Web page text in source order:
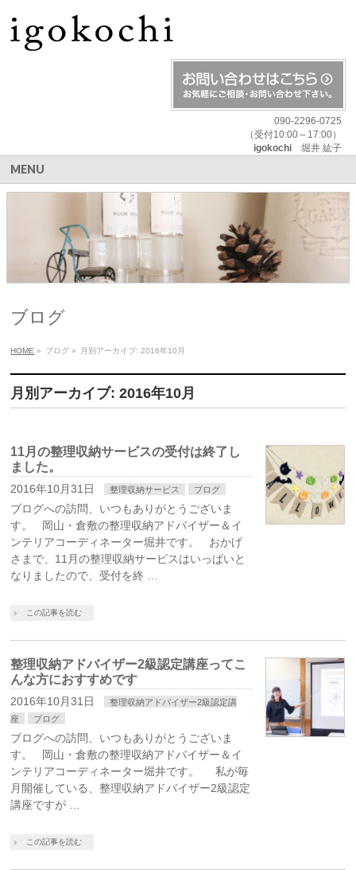
090-2296-0725
（受付10:00～17:00）
igokochi堀井 紘子
MENU
ブログ
HOME » ブログ » 月別アーカイブ: 2016年10月
月別アーカイブ: 2016年10月
11月の整理収納サービスの受付は終了し
ました。
2016年10月31日 整理収納サービス ブログ
ブログへの訪問、いつもありがとうございま
す。 岡山・倉敷の整理収納アドバイザー＆イ
ンテリアコーディネーター堀井です。 おかげ
さまで、11月の整理収納サービスはいっぱいと
なりましたので、受付を終 …
この記事を読む
整理収納アドバイザー2級認定講座ってこ
んな方におすすめです
2016年10月31日
整理収納アドバイザー2級認定講
座
ブログ
ブログへの訪問、いつもありがとうございま
す。 岡山・倉敷の整理収納アドバイザー＆イ
ンテリアコーディネーター堀井です。 私が毎
月開催している、整理収納アドバイザー2級認定
講座ですが …
この記事を読む